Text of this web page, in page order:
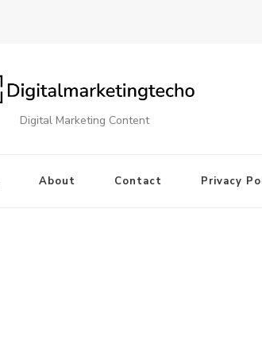
Digital Marketing Content
About Contact Privacy